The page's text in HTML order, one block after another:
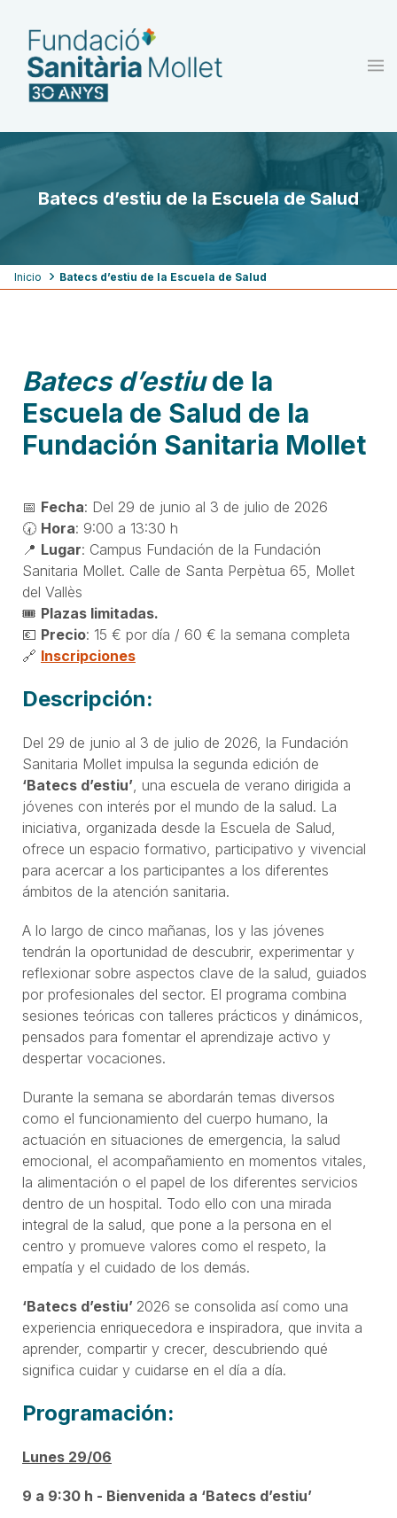
contenido
principal
Batecs d’estiu de la Escuela de Salud
Ruta
Inicio Batecs d’estiu de la Escuela de Salud
Batecs d’estiude la
Escuela de Salud de la
Fundación Sanitaria Mollet
📅 Fecha: Del 29 de junio al 3 de julio de 2026
🕢 Hora: 9:00 a 13:30 h
📍 Lugar: Campus Fundación de la Fundación
Sanitaria Mollet. Calle de Santa Perpètua 65, Mollet
del Vallès
🎟️ Plazas limitadas.
💶 Precio: 15 € por día / 60 € la semana completa
🔗 Inscripciones
Descripción:
Del 29 de junio al 3 de julio de 2026, la Fundación
Sanitaria Mollet impulsa la segunda edición de
‘Batecs d’estiu’ , una escuela de verano dirigida a
jóvenes con interés por el mundo de la salud. La
iniciativa, organizada desde la Escuela de Salud,
ofrece un espacio formativo, participativo y vivencial
para acercar a los participantes a los diferentes
ámbitos de la atención sanitaria.
A lo largo de cinco mañanas, los y las jóvenes
tendrán la oportunidad de descubrir, experimentar y
reflexionar sobre aspectos clave de la salud, guiados
por profesionales del sector. El programa combina
sesiones teóricas con talleres prácticos y dinámicos,
pensados para fomentar el aprendizaje activo y
despertar vocaciones.
Durante la semana se abordarán temas diversos
como el funcionamiento del cuerpo humano, la
actuación en situaciones de emergencia, la salud
emocional, el acompañamiento en momentos vitales,
la alimentación o el papel de los diferentes servicios
dentro de un hospital. Todo ello con una mirada
integral de la salud, que pone a la persona en el
centro y promueve valores como el respeto, la
empatía y el cuidado de los demás.
‘Batecs d’estiu’ 2026 se consolida así como una
experiencia enriquecedora e inspiradora, que invita a
aprender, compartir y crecer, descubriendo qué
significa cuidar y cuidarse en el día a día.
Programación:
Lunes 29/06
9 a 9:30 h - Bienvenida a ‘Batecs d’estiu’